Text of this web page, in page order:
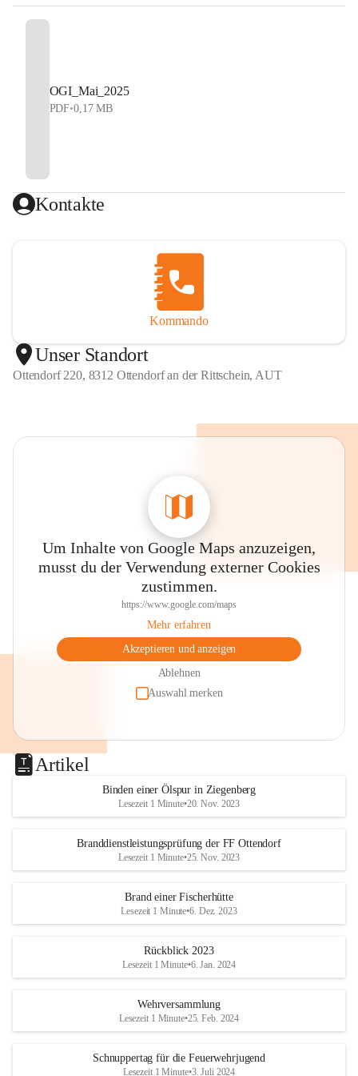
OGI_Mai_2025
PDF•0,17 MB
Kontakte
Kommando
Unser Standort
Ottendorf 220, 8312 Ottendorf an der Rittschein, AUT
Um Inhalte von Google Maps anzuzeigen,
musst du der Verwendung externer Cookies
zustimmen.
https://www.google.com/maps
Mehr erfahren
Akzeptieren und anzeigen
Ablehnen
Auswahl merken
Artikel
Binden einer Ölspur in Ziegenberg
Lesezeit 1 Minute•20. Nov. 2023
Branddienstleistungsprüfung der FF Ottendorf
Lesezeit 1 Minute•25. Nov. 2023
Brand einer Fischerhütte
Lesezeit 1 Minute•6. Dez. 2023
Rückblick 2023
Lesezeit 1 Minute•6. Jan. 2024
Wehrversammlung
Lesezeit 1 Minute•25. Feb. 2024
Schnuppertag für die Feuerwehrjugend
Lesezeit 1 Minute•3. Juli 2024